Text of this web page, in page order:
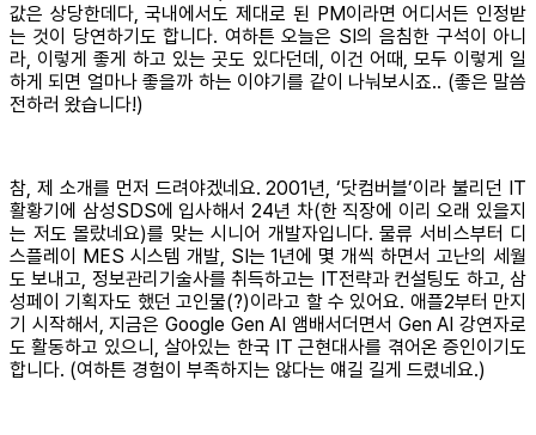
값은 상당한데다, 국내에서도 제대로 된 PM이라면 어디서든 인정받
는 것이 당연하기도 합니다. 여하튼 오늘은 SI의 음침한 구석이 아니
라, 이렇게 좋게 하고 있는 곳도 있다던데, 이건 어때, 모두 이렇게 일
하게 되면 얼마나 좋을까 하는 이야기를 같이 나눠보시죠.. (좋은 말씀
전하러 왔습니다!)
참, 제 소개를 먼저 드려야겠네요. 2001년, ‘닷컴버블’이라 불리던 IT
활황기에 삼성SDS에 입사해서 24년 차(한 직장에 이리 오래 있을지
는 저도 몰랐네요)를 맞는 시니어 개발자입니다. 물류 서비스부터 디
스플레이 MES 시스템 개발, SI는 1년에 몇 개씩 하면서 고난의 세월
도 보내고, 정보관리기술사를 취득하고는 IT전략과 컨설팅도 하고, 삼
성페이 기획자도 했던 고인물(?)이라고 할 수 있어요. 애플2부터 만지
기 시작해서, 지금은 Google Gen AI 앰배서더면서 Gen AI 강연자로
도 활동하고 있으니, 살아있는 한국 IT 근현대사를 겪어온 증인이기도
합니다. (여하튼 경험이 부족하지는 않다는 얘길 길게 드렸네요.)